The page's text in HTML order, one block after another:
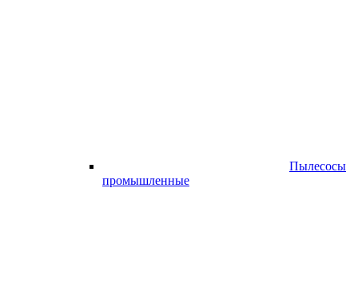
Пылесосы
промышленные